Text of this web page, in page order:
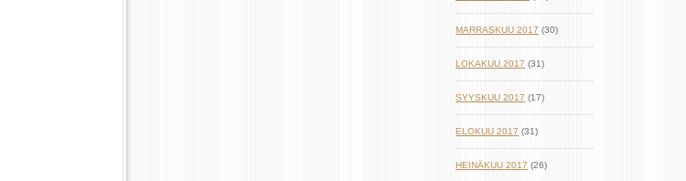
MARRASKUU 2017 (30)
LOKAKUU 2017 (31)
SYYSKUU 2017 (17)
ELOKUU 2017 (31)
HEINÄKUU 2017 (26)